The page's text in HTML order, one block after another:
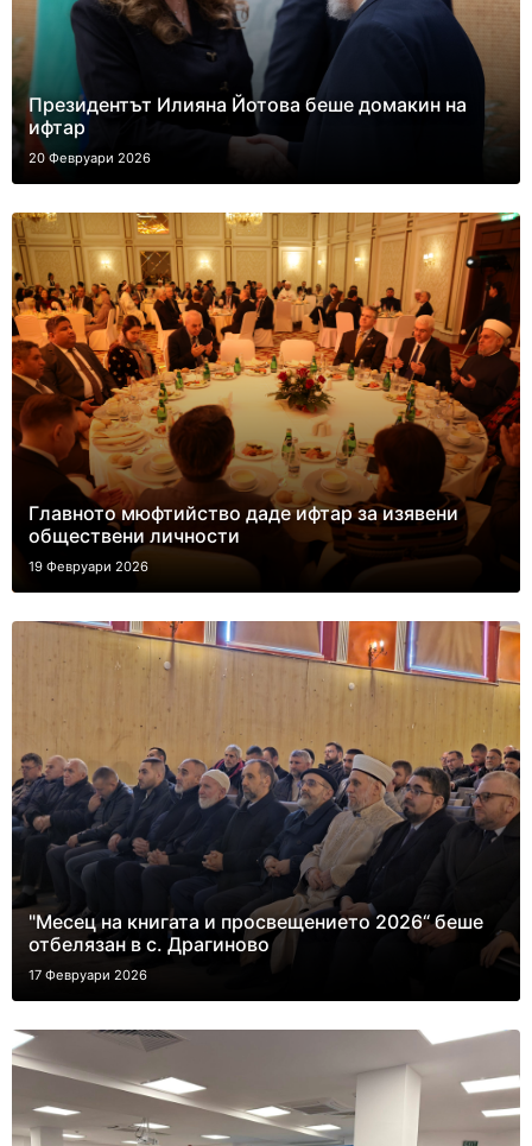
Президентът Илияна Йотова беше домакин на
ифтар
20 Февруари 2026
Главното мюфтийство даде ифтар за изявени
обществени личности
19 Февруари 2026
"Месец на книгата и просвещението 2026“ беше
отбелязан в с. Драгиново
17 Февруари 2026